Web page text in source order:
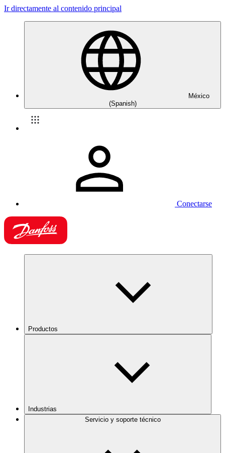
Ir directamente al contenido principal
México
(Spanish)
Conectarse
Productos
Industrias
Servicio y soporte técnico